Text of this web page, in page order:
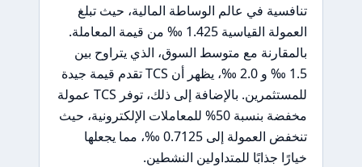
تنافسية في عالم الوساطة المالية، حيث تبلغ
العمولة القياسية 1.425 ‰ من قيمة المعاملة.
بالمقارنة مع متوسط السوق، الذي يتراوح بين
1.5 ‰ و 2.0 ‰، يظهر أن TCS تقدم قيمة جيدة
للمستثمرين. بالإضافة إلى ذلك، توفر TCS عمولة
مخفضة بنسبة 50% للمعاملات الإلكترونية، حيث
تنخفض العمولة إلى 0.7125 ‰، مما يجعلها
خيارًا جذابًا للمتداولين النشطين.